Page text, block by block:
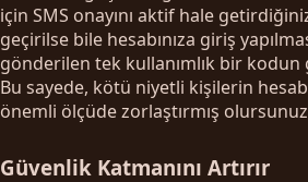
için SMS onayını aktif hale
geçirilse bile hesabınıza giriş
gönderilen tek kullanımlık bir
Bu sayede, kötü niyetli kişilerin
önemli ölçüde zorlaştırmış
Güvenlik Katmanını Artırır